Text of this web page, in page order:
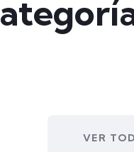
VER